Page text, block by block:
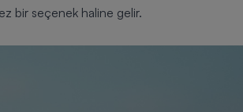
bir seçenek haline gelir.